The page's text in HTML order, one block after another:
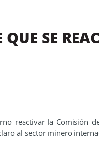
QUE SE
reactivar la Comisión
al sector minero